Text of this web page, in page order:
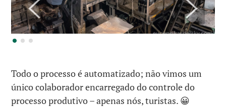
Todo o processo é automatizado; não vimos um
único colaborador encarregado do controle do
processo produtivo – apenas nós, turistas. 😀